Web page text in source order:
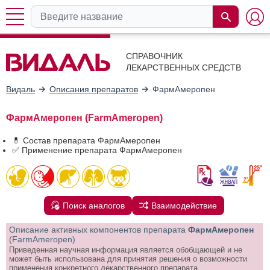
СПРАВОЧНИК
ЛЕКАРСТВЕННЫХ СРЕДСТВ
Видаль Описания препаратов ФармАмеропен
ФармАмеропен (FarmAmeropen)
💊 Состав препарата ФармАмеропен
✅ Применение препарата ФармАмеропен
Поиск аналогов Взаимодействие
Описание активных компонентов препарата ФармАмеропен
(FarmAmeropen)
Приведенная научная информация является обобщающей и не
может быть использована для принятия решения о возможности
применения конкретного лекарственного препарата.